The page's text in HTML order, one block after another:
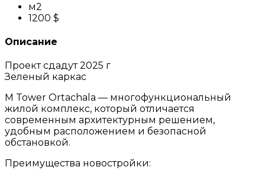
м2
1200 $
Описание
Проект сдадут 2025 г
Зеленый каркас
M Tower Ortachala — многофункциональный
жилой комплекс, который отличается
современным архитектурным решением,
удобным расположением и безопасной
обстановкой.
Преимущества новостройки: